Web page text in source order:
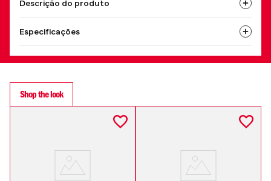
Descrição do produto
Especificações
Shop the look